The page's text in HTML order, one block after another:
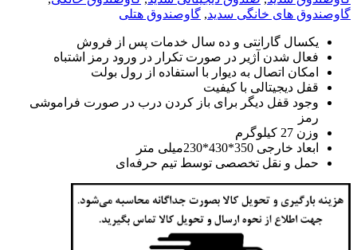
گاوصندوق های خانگی سدید, گاوصندوق هتلی
یکسال گارانتی و ده سال خدمات پس از فروش
فعال شدن آژیر در صورت تکرار در ورود رمز اشتباه
امکان اتصال به دیوار با استفاده از رول بولت
قفل دیجیتالی با کیفیت
وجود قفل دیگر برای باز کردن درب در صورت فراموشی
رمز
وزن 27 کیلوگرم
ابعاد خارجی 350*430*230میلی متر
حمل و نقل تخصصی توسط تیم حرفه‌ای